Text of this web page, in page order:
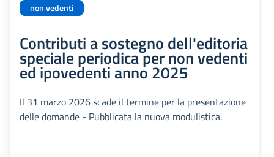
non vedenti
Contributi a sostegno dell'editoria
speciale periodica per non vedenti
ed ipovedenti anno 2025
Il 31 marzo 2026 scade il termine per la presentazione
delle domande - Pubblicata la nuova modulistica.